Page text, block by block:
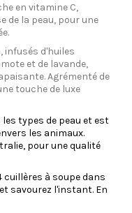
en vitamine C,
de la peau, pour une
infusés d'huiles
et de lavande,
Agrémenté de
touche de luxe
types de peau et est
les animaux.
pour une qualité
cuillères à soupe dans
savourez l'instant. En